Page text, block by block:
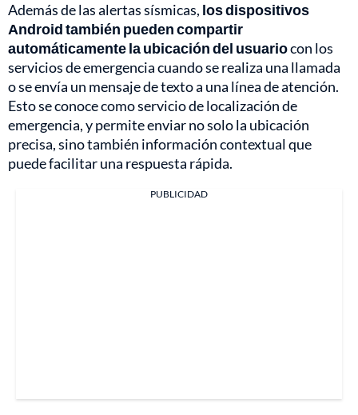
Además de las alertas sísmicas, los dispositivos
Android también pueden compartir
automáticamente la ubicación del usuariocon los
servicios de emergencia cuando se realiza una llamada
o se envía un mensaje de texto a una línea de atención.
Esto se conoce como servicio de localización de
emergencia, y permite enviar no solo la ubicación
precisa, sino también información contextual que
puede facilitar una respuesta rápida.
PUBLICIDAD